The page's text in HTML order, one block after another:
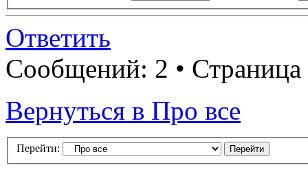
Ответить
Сообщений: 2 • Страница
Вернуться в Про все
Перейти: